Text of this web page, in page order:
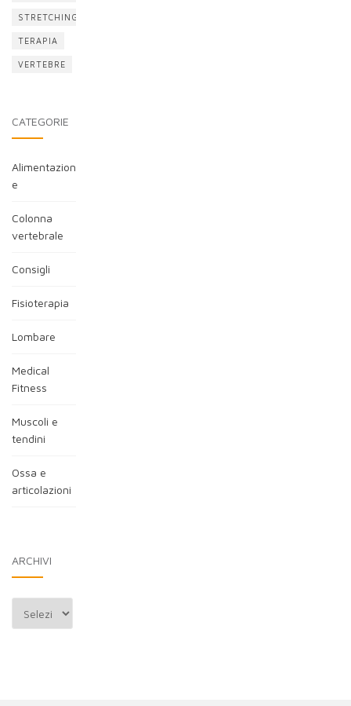
STRETCHING
TERAPIA
VERTEBRE
CATEGORIE
Alimentazion
e
Colonna
vertebrale
Consigli
Fisioterapia
Lombare
Medical
Fitness
Muscoli e
tendini
Ossa e
articolazioni
ARCHIVI
Archivi